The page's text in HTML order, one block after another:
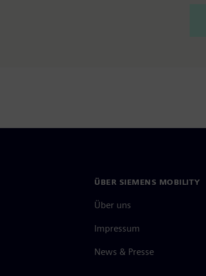
ÜBER SIEMENS MOBILITY
Über uns
Impressum
News & Presse